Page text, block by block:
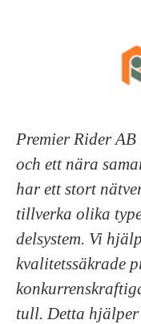
Premier Rider
och ett nära
har ett stort
tillverka olika
delsystem. Vi
kvalitetssäkrade
tull. Detta hjälper